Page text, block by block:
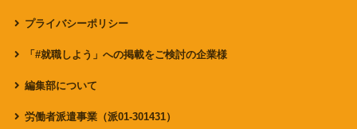
プライバシーポリシー
「#就職しよう」への掲載をご検討の企業様
編集部について
労働者派遣事業（派01-301431）